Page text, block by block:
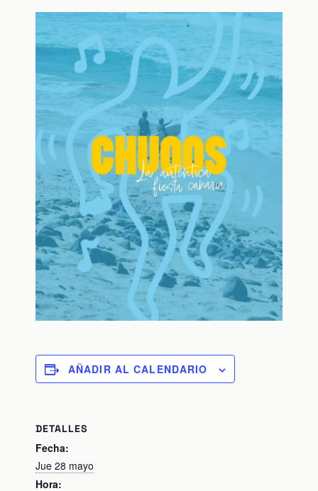
AÑADIR AL CALENDARIO
DETALLES
Fecha:
Jue 28 mayo
Hora: